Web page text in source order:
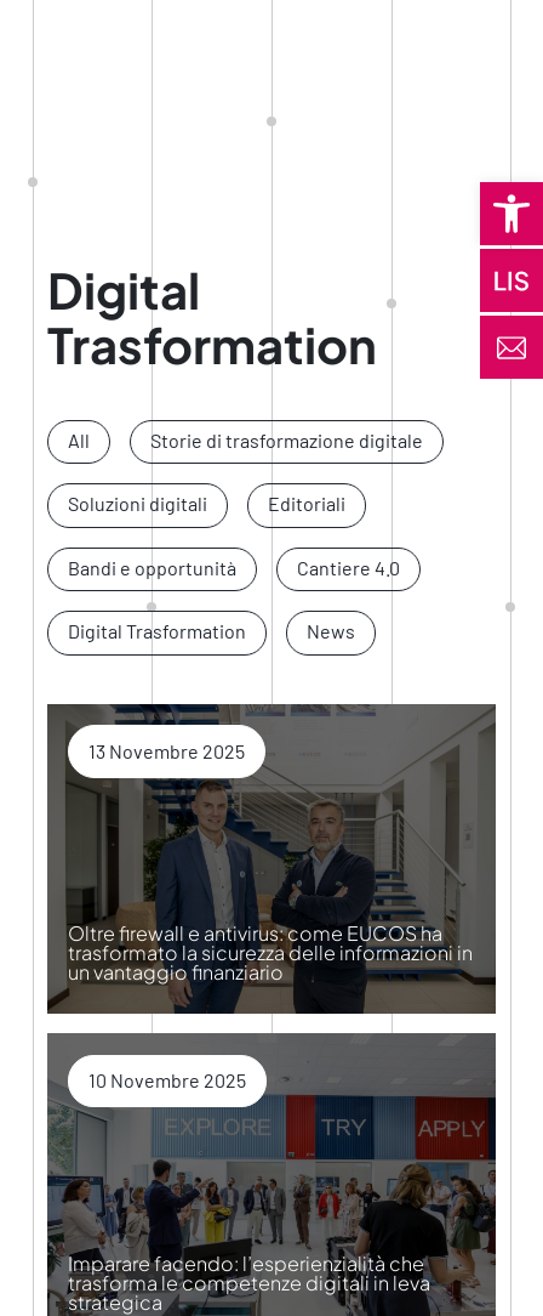
Digital
Trasformation
All Storie di trasformazione digitale
Soluzioni digitali Editoriali
Bandi e opportunità Cantiere 4.0
Digital Trasformation News
13 Novembre 2025
Oltre firewall e antivirus: come EUCOS ha
trasformato la sicurezza delle informazioni in
un vantaggio finanziario
10 Novembre 2025
Imparare facendo: l’esperienzialità che
trasforma le competenze digitali in leva
strategica